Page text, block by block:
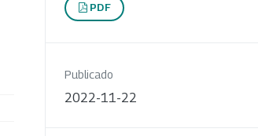
PDF
Publicado
2022-11-22